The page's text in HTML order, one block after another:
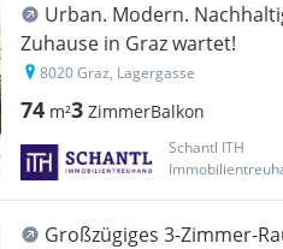
Urban. Modern.
Zuhause in Graz wartet!
8020 Graz, Lagergasse
74 m²3 ZimmerBalkon
Schantl ITH
Großzügiges 3-Zimmer-